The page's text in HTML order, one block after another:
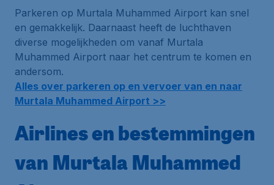
Parkeren op Murtala Muhammed Airport kan snel
en gemakkelijk. Daarnaast heeft de luchthaven
diverse mogelijkheden om vanaf Murtala
Muhammed Airport naar het centrum te komen en
andersom.
Alles over parkeren op en vervoer van en naar
Murtala Muhammed Airport >>
Airlines en bestemmingen
van Murtala Muhammed